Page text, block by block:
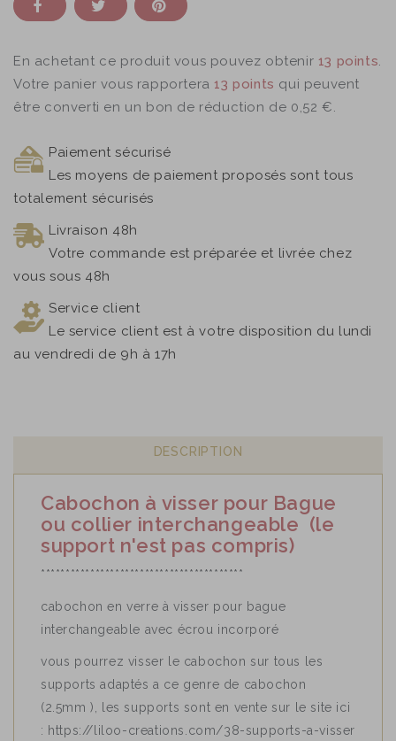
En achetant ce produit vous pouvez obtenir 13 points.
Votre panier vous rapportera13 points qui peuvent
être converti en un bon de réduction de 0,52 €.
Paiement sécurisé
Les moyens de paiement proposés sont tous
totalement sécurisés
Livraison 48h
Votre commande est préparée et livrée chez
vous sous 48h
Service client
Le service client est à votre disposition du lundi
au vendredi de 9h à 17h
DESCRIPTION
Cabochon à visser pour Bague
ou collier interchangeable (le
support n'est pas compris)
*****************************************
cabochon en verre à visser pour bague
interchangeable avec écrou incorporé
vous pourrez visser le cabochon sur tous les
supports adaptés a ce genre de cabochon
(2.5mm ), les supports sont en vente sur le site ici
: https://liloo-creations.com/38-supports-a-visser